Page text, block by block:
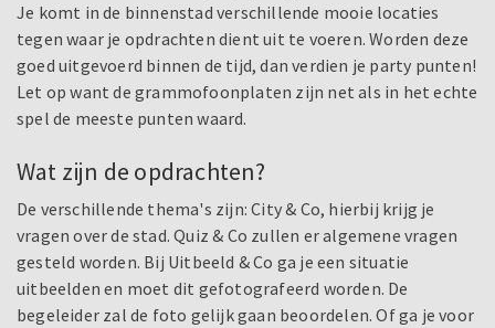
Je komt in de binnenstad verschillende mooie locaties
tegen waar je opdrachten dient uit te voeren. Worden deze
goed uitgevoerd binnen de tijd, dan verdien je party punten!
Let op want de grammofoonplaten zijn net als in het echte
spel de meeste punten waard.
Wat zijn de opdrachten?
De verschillende thema's zijn: City & Co, hierbij krijg je
vragen over de stad. Quiz & Co zullen er algemene vragen
gesteld worden. Bij Uitbeeld & Co ga je een situatie
uitbeelden en moet dit gefotografeerd worden. De
begeleider zal de foto gelijk gaan beoordelen. Of ga je voor